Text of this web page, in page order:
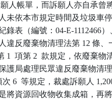
願人帳單，而訴願人亦自承
人未依本市規定時間及垃圾車
錄表（編號：04-E-1112466）
人違反廢棄物清理法第 12 條
1  項第 2  款規定，依廢棄物
保護局處理民眾違反廢棄物清
項次 6  等規定，裁處訴願人
將資源回收物收集成箱，再